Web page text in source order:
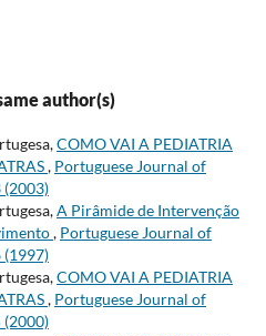
author(s)
COMO VAI A PEDIATRIA
, Portuguese Journal of
(2003)
A Pirâmide de Intervenção
, Portuguese Journal of
(1997)
COMO VAI A PEDIATRIA
, Portuguese Journal of
(2000)